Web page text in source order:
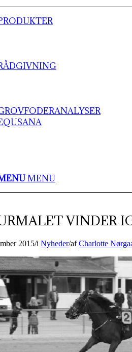
MENU
VINDER
2015/i Nyheder/afCharlotte